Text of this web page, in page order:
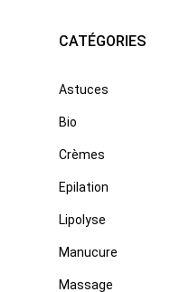
CATÉGORIES
Astuces
Bio
Crèmes
Epilation
Lipolyse
Manucure
Massage